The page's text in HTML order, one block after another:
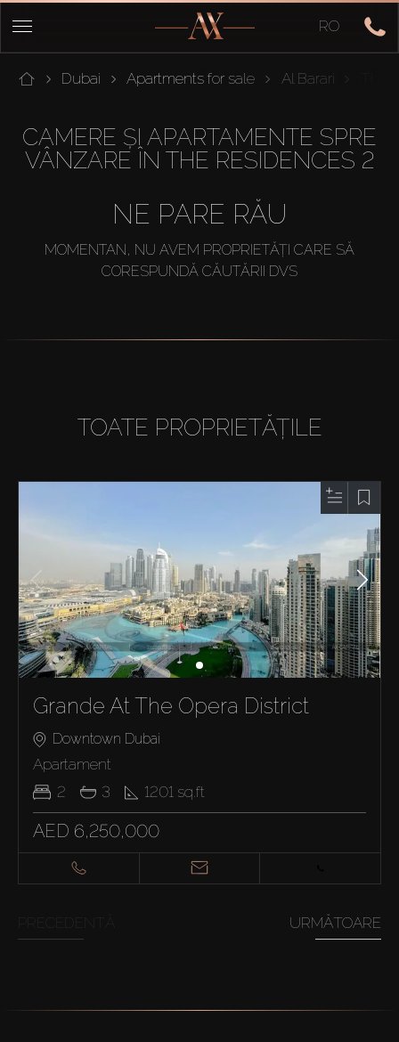
RO
Dubai Apartments for sale Al Barari
CAMERE ȘI APARTAMENTE SPRE
VÂNZARE ÎN THE RESIDENCES 2
NE PARE RĂU
MOMENTAN, NU AVEM PROPRIETĂȚI CARE SĂ
CORESPUNDĂ CĂUTĂRII DVS
TOATE PROPRIETĂȚILE
Grande At The Opera District
Downtown Dubai
Apartament
2
3 1201 sq.ft
AED 6,250,000
URMĂTOARE